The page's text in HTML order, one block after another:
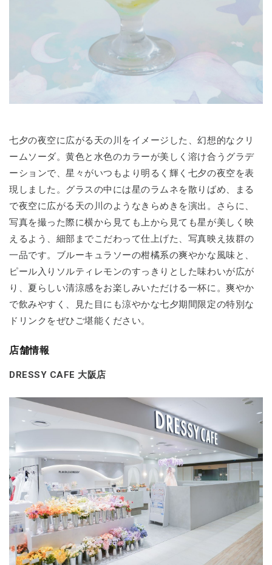
七夕の夜空に広がる天の川をイメージした、幻想的なクリ
ームソーダ。黄色と水色のカラーが美しく溶け合うグラデ
ーションで、星々がいつもより明るく輝く七夕の夜空を表
現しました。グラスの中には星のラムネを散りばめ、まる
で夜空に広がる天の川のようなきらめきを演出。さらに、
写真を撮った際に横から見ても上から見ても星が美しく映
えるよう、細部までこだわって仕上げた、写真映え抜群の
一品です。ブルーキュラソーの柑橘系の爽やかな風味と、
ピール入りソルティレモンのすっきりとした味わいが広が
り、夏らしい清涼感をお楽しみいただける一杯に。爽やか
で飲みやすく、見た目にも涼やかな七夕期間限定の特別な
ドリンクをぜひご堪能ください。
店舗情報
DRESSY CAFE 大阪店